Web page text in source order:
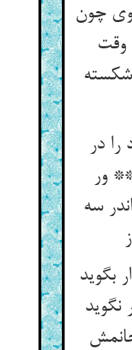
چون
در
ور
سه
بگوید